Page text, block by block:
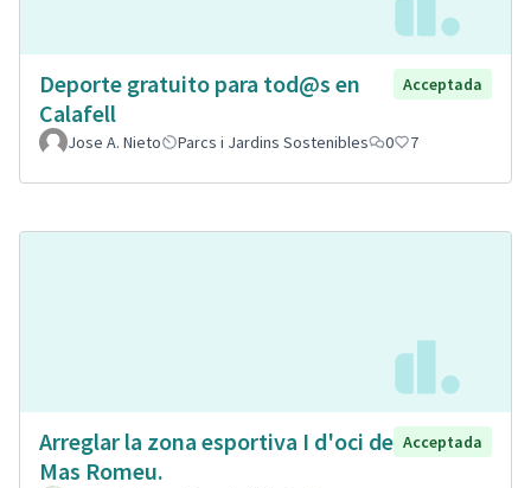
Deporte gratuito para tod@s en
Calafell
Acceptada
Jose A. Nieto Parcs i Jardins Sostenibles 0 7
Arreglar la zona esportiva I d'oci de
Mas Romeu.
Acceptada